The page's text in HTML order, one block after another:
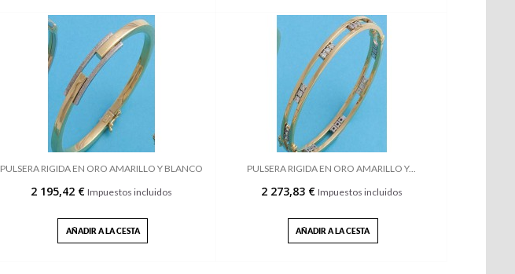
PULSERA RIGIDA EN ORO AMARILLO Y BLANCO
2 195,42 € Impuestos incluidos
AÑADIR A LA CESTA
PULSERA RIGIDA EN ORO AMARILLO Y...
2 273,83 € Impuestos incluidos
AÑADIR A LA CESTA